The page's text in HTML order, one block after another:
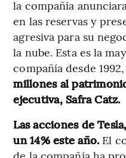
la compañía
en las reservas y
agresiva para su
la nube. Esta es la
compañía desde
millones al
ejecutiva, Safra Catz.
Las acciones de
un 14% este año. El